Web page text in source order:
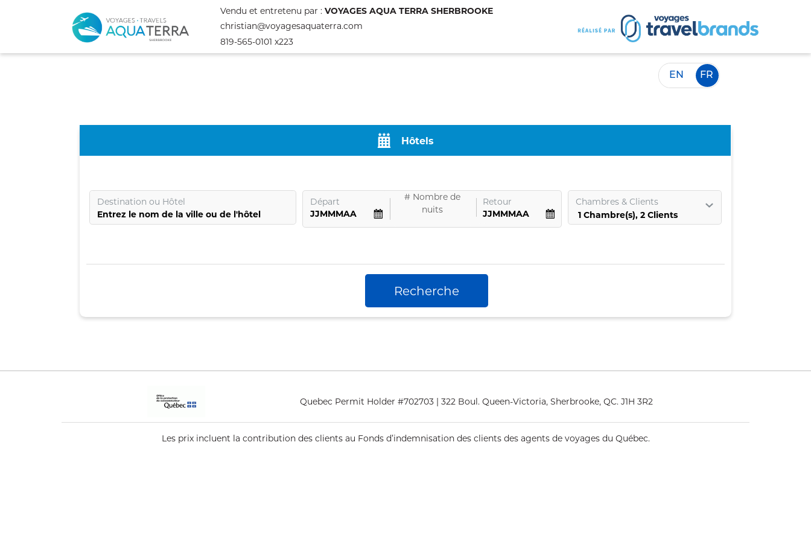
Vendu et entretenu par : VOYAGES AQUA TERRA SHERBROOKE
christian@voyagesaquaterra.com
819-565-0101 x223
EN FR
Hôtels
Destination ou Hôtel
Entrez le nom de la ville ou de l'hôtel
Départ # Nombre de
nuits
Retour Chambres &Clients
1 Chambre(s),2 Clients
Recherche
Quebec Permit Holder #702703 | 322 Boul. Queen-Victoria, Sherbrooke, QC. J1H 3R2
Les prix incluent la contribution des clients au Fonds d’indemnisation des clients des agents de voyages du Québec.